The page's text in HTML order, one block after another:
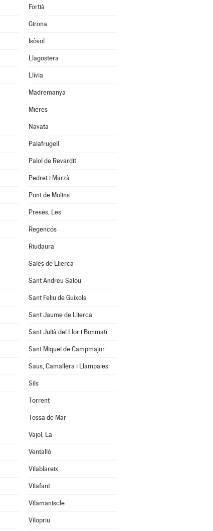
Fortià
Girona
Isòvol
Llagostera
Llívia
Madremanya
Mieres
Navata
Palafrugell
Palol de Revardit
Pedret i Marzà
Pont de Molins
Preses, Les
Regencós
Riudaura
Sales de Llierca
Sant Andreu Salou
Sant Feliu de Guíxols
Sant Jaume de Llierca
Sant Julià del Llor i Bonmatí
Sant Miquel de Campmajor
Saus, Camallera i Llampaies
Sils
Torrent
Tossa de Mar
Vajol, La
Ventalló
Vilablareix
Vilafant
Vilamaniscle
Vilopriu